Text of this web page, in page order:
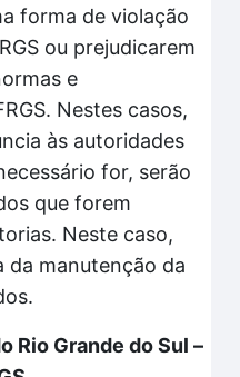
forma de violação
ou prejudicarem
e
Nestes casos,
às autoridades
for, serão
que forem
Neste caso,
da manutenção da
Rio Grande do Sul –